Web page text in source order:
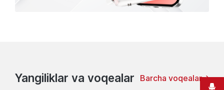
Yangiliklar va voqealar Barcha voqealar